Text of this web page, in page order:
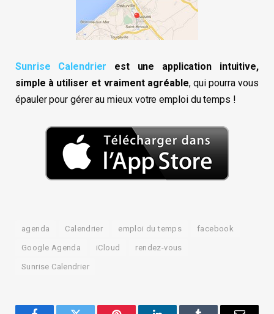
Sunrise Calendrier est une application intuitive,
simple à utiliser et vraiment agréable, qui pourra vous
épauler pour gérer au mieux votre emploi du temps !
agenda Calendrier emploi du temps facebook
Google Agenda iCloud rendez-vous
Sunrise Calendrier